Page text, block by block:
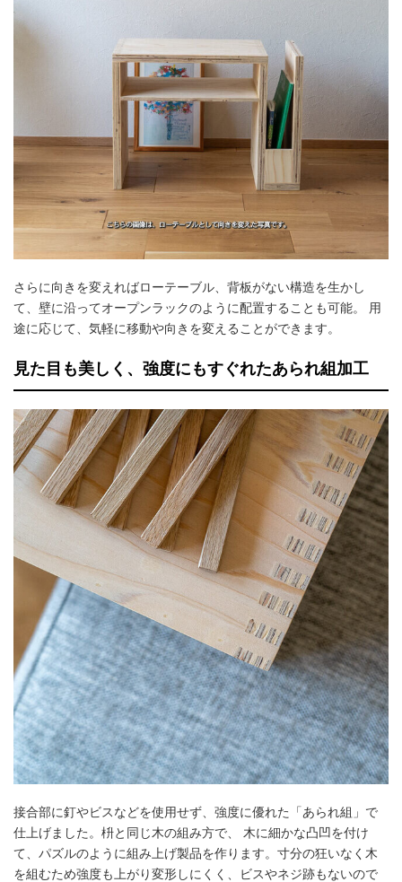
さらに向きを変えればローテーブル、背板がない構造を生かし
て、壁に沿ってオープンラックのように配置することも可能。 用
途に応じて、気軽に移動や向きを変えることができます。
見た目も美しく、強度にもすぐれたあられ組加工
接合部に釘やビスなどを使用せず、強度に優れた「あられ組」で
仕上げました。枡と同じ木の組み方で、 木に細かな凸凹を付け
て、パズルのように組み上げ製品を作ります。寸分の狂いなく木
を組むため強度も上がり変形しにくく、ビスやネジ跡もないので